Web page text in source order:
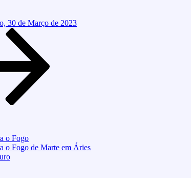
30 de Março de 2023
o Fogo
o Fogo de Marte em Áries